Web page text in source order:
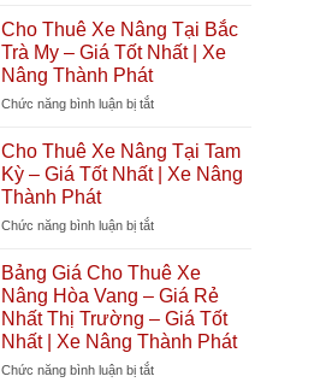
Phát
Giá
Tốt
Nhất
2026
Nâng
Thành
Trà
Nóc
1
–
Giá
Nhất
Thị
Trường
Giá
Nhất
Xe
Nâng
Thành
Phát
Thuê
Xe
Nâng
Tại
Diên
–
Giá
Tốt
|
Nâng
Thành
Phát
Cho Thuê Xe Nâng Tại Bắc
Trà My – Giá Tốt Nhất | Xe
Nâng Thành Phát
Chức năng bình luận bị tắtở
Thuê
Xe
Nâng
Bắc
My
Giá
Tốt
Nhất
|
Cho Thuê Xe Nâng Tại Tam
Kỳ – Giá Tốt Nhất | Xe Nâng
Thành Phát
Chức năng bình luận bị tắtở
Thuê
Xe
Nâng
Tại
Tam
Kỳ
Bảng Giá Cho Thuê Xe
Nâng Hòa Vang – Giá Rẻ
Nhất Thị Trường – Giá Tốt
Nhất | Xe Nâng Thành Phát
Chức năng bình luận bị tắtở